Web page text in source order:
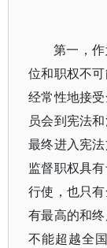
第一，
位和职权不
经常性地接
员会到宪法
最终进入宪
监督职权具
行使，也只
有最高的和
不能超越全